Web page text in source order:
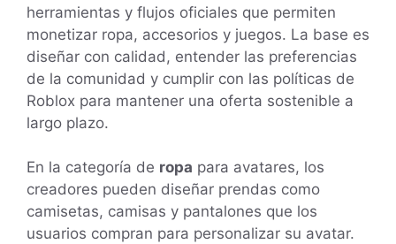
herramientas y flujos oficiales que permiten
monetizar ropa, accesorios y juegos. La base es
diseñar con calidad, entender las preferencias
de la comunidad y cumplir con las políticas de
Roblox para mantener una oferta sostenible a
largo plazo.
En la categoría de ropa para avatares, los
creadores pueden diseñar prendas como
camisetas, camisas y pantalones que los
usuarios compran para personalizar su avatar.